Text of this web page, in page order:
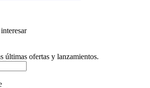
últimas ofertas y lanzamientos.